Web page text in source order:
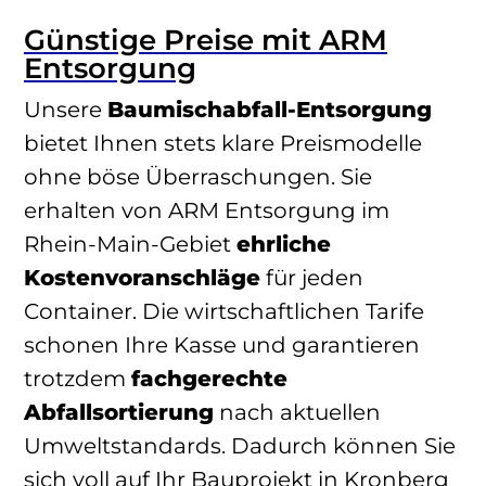
Günstige Preise mit ARM
Entsorgung
Unsere Baumischabfall-Entsorgung
bietet Ihnen stets klare Preismodelle
ohne böse Überraschungen. Sie
erhalten von ARM Entsorgung im
Rhein-Main-Gebiet ehrliche
Kostenvoranschläge für jeden
Container. Die wirtschaftlichen Tarife
schonen Ihre Kasse und garantieren
trotzdem fachgerechte
Abfallsortierung nach aktuellen
Umweltstandards. Dadurch können Sie
sich voll auf Ihr Bauprojekt in Kronberg